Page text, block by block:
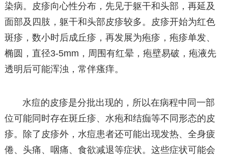
染病。皮疹向心性分布，先见于躯干和头部，再延及
面部及四肢，躯干和头部皮疹较多。皮疹开始为红色
斑疹，数小时后成丘疹，再发展为疱疹，疱疹单发、
椭圆，直径3-5mm，周围有红晕，疱壁易破，疱液先
透明后可能浑浊，常伴瘙痒。
水痘的皮疹是分批出现的，所以在病程中同一部
位可能同时存在斑丘疹、水疱和结痂等不同形态的皮
疹。除了皮疹外，水痘患者还可能出现发热、全身疲
倦、头痛、咽痛、食欲减退等症状。这些症状可能会